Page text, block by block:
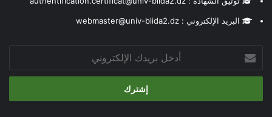
البريد الإلكتروني : webmaster@univ-blida2.dz
بريدك
الإلكتروني